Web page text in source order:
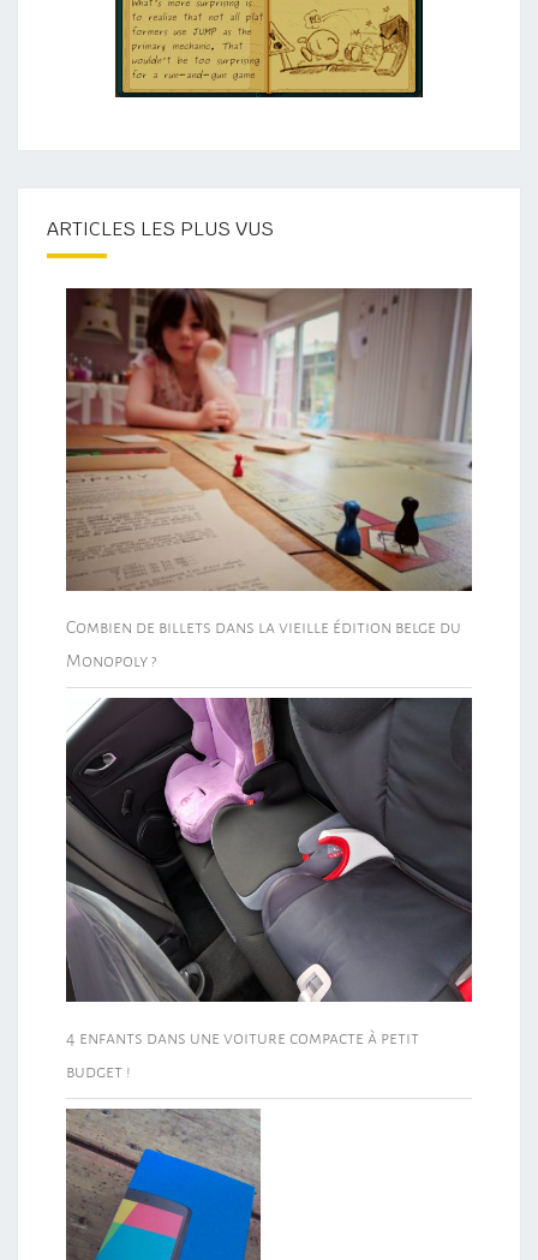
ARTICLES LES PLUS VUS
Combien de billets dans la vieille édition belge du
Monopoly ?
4 enfants dans une voiture compacte à petit
budget !